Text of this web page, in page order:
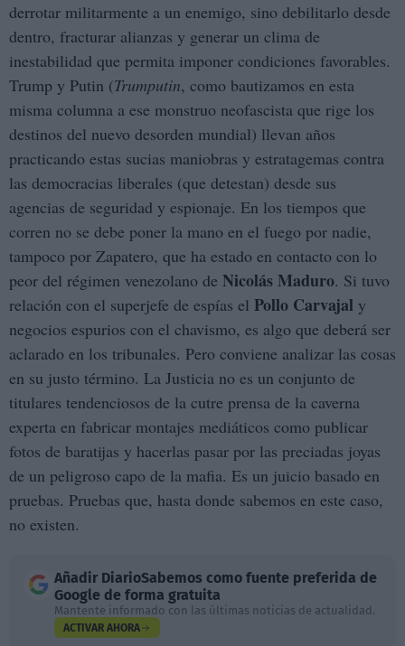
derrotar militarmente a un enemigo, sino debilitarlo desde
dentro, fracturar alianzas y generar un clima de
inestabilidad que permita imponer condiciones favorables.
Trump y Putin (Trumputin, como bautizamos en esta
misma columna a ese monstruo neofascista que rige los
destinos del nuevo desorden mundial) llevan años
practicando estas sucias maniobras y estratagemas contra
las democracias liberales (que detestan) desde sus
agencias de seguridad y espionaje. En los tiempos que
corren no se debe poner la mano en el fuego por nadie,
tampoco por Zapatero, que ha estado en contacto con lo
peor del régimen venezolano de Nicolás Maduro. Si tuvo
relación con el superjefe de espías el Pollo Carvajal y
negocios espurios con el chavismo, es algo que deberá ser
aclarado en los tribunales. Pero conviene analizar las cosas
en su justo término. La Justicia no es un conjunto de
titulares tendenciosos de la cutre prensa de la caverna
experta en fabricar montajes mediáticos como publicar
fotos de baratijas y hacerlas pasar por las preciadas joyas
de un peligroso capo de la mafia. Es un juicio basado en
pruebas. Pruebas que, hasta donde sabemos en este caso,
no existen.
Añadir DiarioSabemos como fuente preferida de
Google de forma gratuita
Mantente informado con las últimas noticias de actualidad.
ACTIVAR AHORA